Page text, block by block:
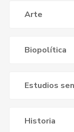
Arte
Biopolítica
Estudios
Historia